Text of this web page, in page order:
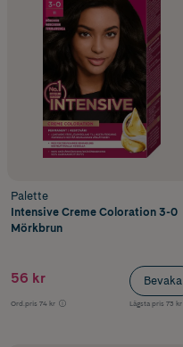
Palette
Intensive Creme Coloration 3-0
Mörkbrun
56 kr
Ord.pris 74 kr Lägsta pris 73 kr
Bevaka